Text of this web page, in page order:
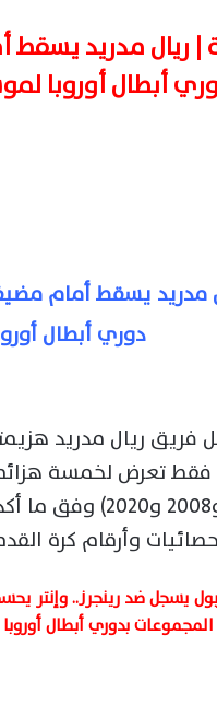
| ريال مدريد
دوري أبطال
فريق ريال مدريد
2022، ولكن في عام 2001 فقط
المسابقة (4 أيضًا
وأرقام كرة
يسجل ضد رينجرز.. وإنتر
المجموعات بدوري أبطال أوروبا 2022-